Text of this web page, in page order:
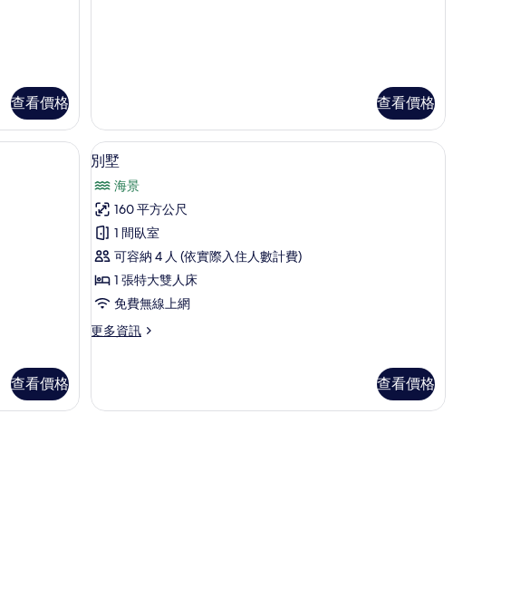
查看價格 查看價格
你吧、客房內保險箱、書桌
查看價格
顯
示
別
墅
的
所
有
片
別墅 | 高級寢具、迷你吧、客房內保險箱、書桌
16
別墅
海景
160 平方公尺
1 間臥室
可容納 4 人 (依實際入住人數計費)
1 張特大雙人床
免費無線上網
更多資訊
更
詳
查看價格
書桌